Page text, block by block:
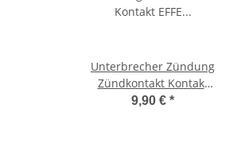
Unterbrecher Zündung
Zündkontakt Kontakt
EFFE Ciao, Bravo, SI, -
9,90 € *